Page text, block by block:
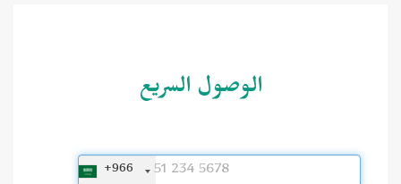
الوصول السريع
+966